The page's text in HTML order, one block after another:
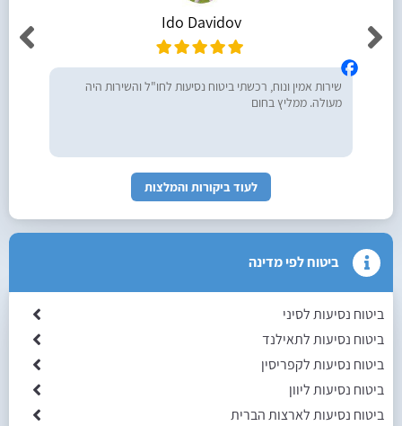
Ido Davidov
שירות אמין ונוח, רכשתי ביטוח נסיעות לחו"ל והשירות היה
מעולה. ממליץ בחום
לעוד ביקורות והמלצות
ביטוח לפי מדינה
ביטוח נסיעות לסיני
ביטוח נסיעות לתאילנד
ביטוח נסיעות לקפריסין
ביטוח נסיעות ליוון
ביטוח נסיעות לארצות הברית